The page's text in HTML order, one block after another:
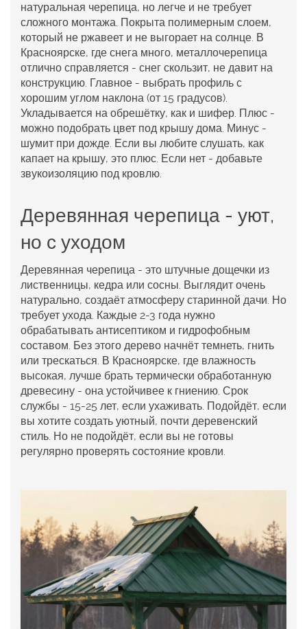
натуральная черепица, но легче и не требует
сложного монтажа. Покрыта полимерным слоем,
который не ржавеет и не выгорает на солнце. В
Красноярске, где снега много, металлочерепица
отлично справляется - снег скользит, не давит на
конструкцию. Главное - выбрать профиль с
хорошим углом наклона (от 15 градусов).
Укладывается на обрешётку, как и шифер. Плюс -
можно подобрать цвет под крышу дома. Минус -
шумит при дожде. Если вы любите слушать, как
капает на крышу, это плюс. Если нет - добавьте
звукоизоляцию под кровлю.
Деревянная черепица - уют,
но с уходом
Деревянная черепица - это штучные дощечки из
лиственницы, кедра или сосны. Выглядит очень
натурально, создаёт атмосферу старинной дачи. Но
требует ухода. Каждые 2-3 года нужно
обрабатывать антисептиком и гидрофобным
составом. Без этого дерево начнёт темнеть, гнить
или трескаться. В Красноярске, где влажность
высокая, лучше брать термически обработанную
древесину - она устойчивее к гниению. Срок
службы - 15-25 лет, если ухаживать. Подойдёт, если
вы хотите создать уютный, почти деревенский
стиль. Но не подойдёт, если вы не готовы
регулярно проверять состояние кровли.